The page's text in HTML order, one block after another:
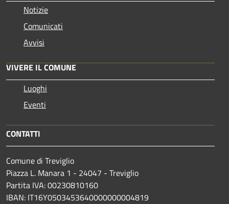
Notizie
Comunicati
Avvisi
VIVERE IL COMUNE
Luoghi
Eventi
CONTATTI
Comune di Treviglio
Piazza L. Manara 1 - 24047 - Treviglio
Partita IVA: 00230810160
IBAN: IT16Y0503453640000000004819